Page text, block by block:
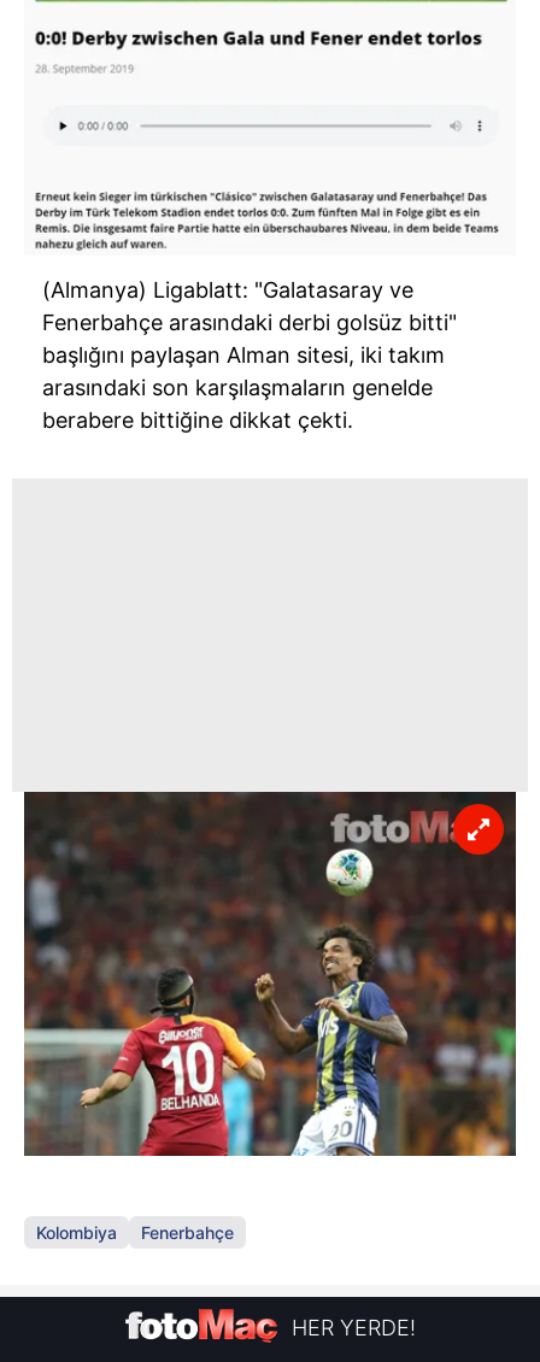
(Almanya) Ligablatt: "Galatasaray ve
Fenerbahçe arasındaki derbi golsüz bitti"
başlığını paylaşan Alman sitesi, iki takım
arasındaki son karşılaşmaların genelde
berabere bittiğine dikkat çekti.
Kolombiya Fenerbahçe
HER YERDE!